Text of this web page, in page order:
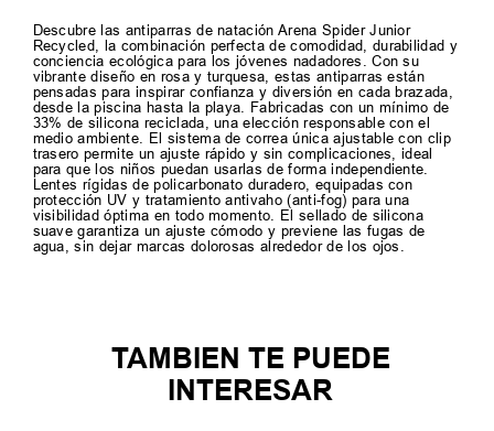
Descubre las antiparras de natación Arena Spider Junior
Recycled, la combinación perfecta de comodidad, durabilidad y
conciencia ecológica para los jóvenes nadadores. Con su
vibrante diseño en rosa y turquesa, estas antiparras están
pensadas para inspirar confianza y diversión en cada brazada,
desde la piscina hasta la playa. Fabricadas con un mínimo de
33% de silicona reciclada, una elección responsable con el
medio ambiente. El sistema de correa única ajustable con clip
trasero permite un ajuste rápido y sin complicaciones, ideal
para que los niños puedan usarlas de forma independiente.
Lentes rígidas de policarbonato duradero, equipadas con
protección UV y tratamiento antivaho (anti-fog) para una
visibilidad óptima en todo momento. El sellado de silicona
suave garantiza un ajuste cómodo y previene las fugas de
agua, sin dejar marcas dolorosas alrededor de los ojos.
TAMBIEN TE PUEDE
INTERESAR